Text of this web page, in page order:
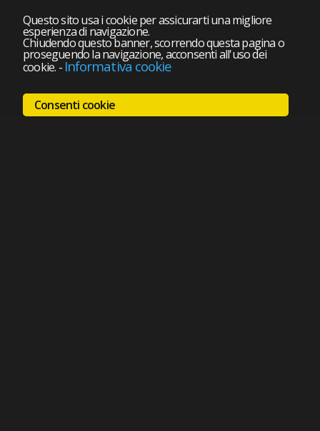
Questo sito usa i cookie per assicurarti una migliore
esperienza di navigazione.
Chiudendo questo banner, scorrendo questa pagina o
proseguendo la navigazione, acconsenti all'uso dei
cookie. - Informativa cookie
Consenti cookie